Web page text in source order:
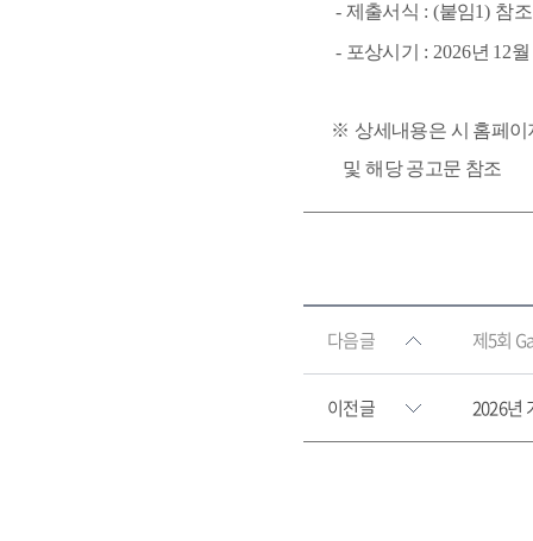
- 제출서식 : (붙임1) 참
- 포상시기 : 2026년 12
※ 상세내용은 시 홈페이
및 해당 공고문 참조
다음글 제5회
이전글 2026년